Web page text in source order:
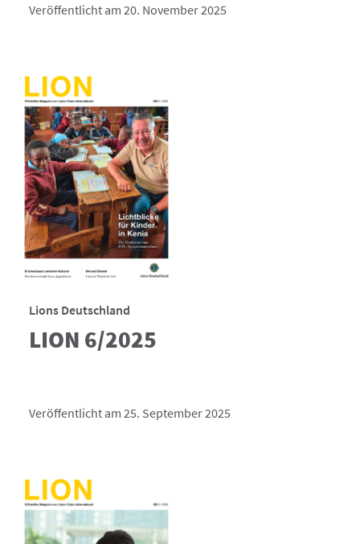
Veröffentlicht am 20. November 2025
Lions Deutschland
LION 6/2025
Veröffentlicht am 25. September 2025